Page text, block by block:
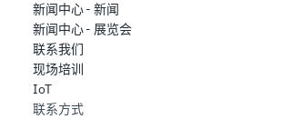
新闻中心 - 新闻
新闻中心 - 展览会
联系我们
现场培训
IoT
联系方式